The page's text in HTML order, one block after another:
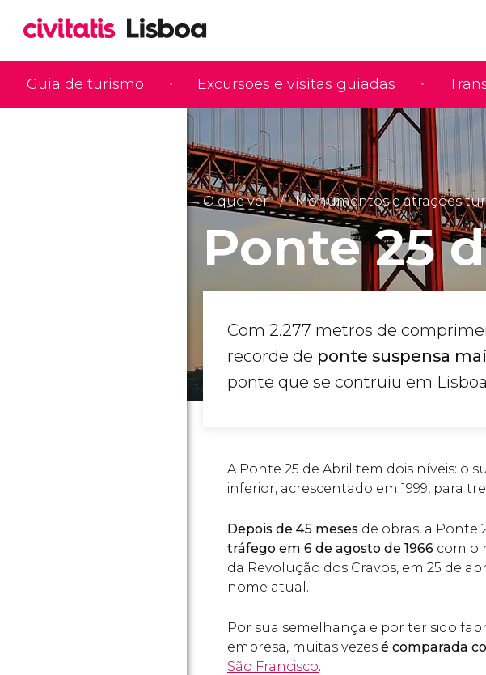
Guia de turismo Excursões e visitas guiadas
O que ver Monumentos e atrações
Ponte 25
Com 2.277 metros de
recorde de ponte suspensa
ponte que se contruiu em
A Ponte 25 de Abril tem dois níveis: o
inferior, acrescentado em 1999, para
Depois de 45 meses de obras, a Ponte
tráfego em 6 de agosto de 1966 com o
da Revolução dos Cravos, em 25 de
nome atual.
Por sua semelhança e por ter sido
empresa, muitas vezes é comparada
São Francisco.